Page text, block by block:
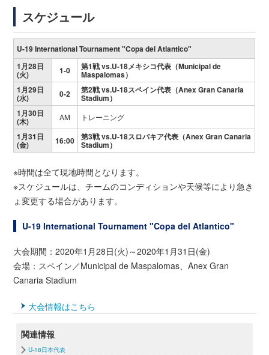
スケジュール
U-19 International Tournament "Copa del Atlantico"
1月28日
(火) 1-0 第1戦 vs.U-18メキシコ代表（Municipal de
Maspalomas）
1月29日
(水) 0-2 第2戦 vs.U-18スペイン代表（Anex Gran Canaria
Stadium）
1月30日
(木) AM トレーニング
1月31日
(金) 16:00 第3戦 vs.U-18スロバキア代表（Anex Gran Canaria
Stadium）
※時間は全て現地時間となります。
※スケジュールは、チームのコンディションや天候等により急き
ょ変更する場合があります。
U-19 International Tournament "Copa del Atlantico"
大会期間：2020年1月28日(火)～2020年1月31日(金)
会場：スペイン／Municipal de Maspalomas、Anex Gran
Canaria Stadium
大会情報はこちら
関連情報
U-18日本代表